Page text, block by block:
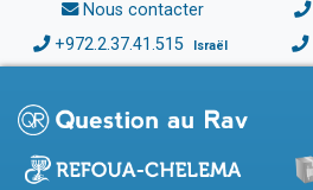
Nous contacter
+972.2.37.41.515 Israël